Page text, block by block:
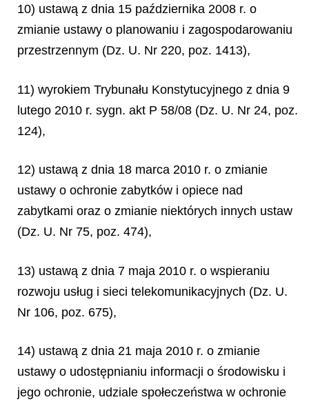
10) ustawą z dnia 15 października 2008 r. o
zmianie ustawy o planowaniu i zagospodarowaniu
przestrzennym (Dz. U. Nr 220, poz. 1413),
11) wyrokiem Trybunału Konstytucyjnego z dnia 9
lutego 2010 r. sygn. akt P 58/08 (Dz. U. Nr 24, poz.
124),
12) ustawą z dnia 18 marca 2010 r. o zmianie
ustawy o ochronie zabytków i opiece nad
zabytkami oraz o zmianie niektórych innych ustaw
(Dz. U. Nr 75, poz. 474),
13) ustawą z dnia 7 maja 2010 r. o wspieraniu
rozwoju usług i sieci telekomunikacyjnych (Dz. U.
Nr 106, poz. 675),
14) ustawą z dnia 21 maja 2010 r. o zmianie
ustawy o udostępnianiu informacji o środowisku i
jego ochronie, udziale społeczeństwa w ochronie